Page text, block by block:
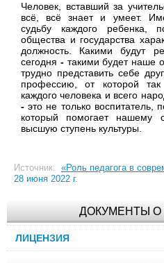
Человек, вставший за
всё, всё знает и умеет.
судьбу каждого ребенка,
общества и государства
должность. Какими будут
сегодня -такими будет наше
трудно представить себе
профессию, от которой
каждого человека и всего
- это не только воспитатель,
который помогает нашему
высшую ступень культуры.
Источник: «Роль педагога в
28 июня 2022 г.
ДОКУМЕНТЫ О
ЛИЦЕНЗИЯ